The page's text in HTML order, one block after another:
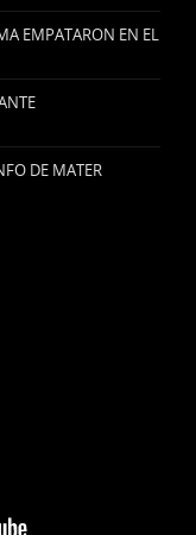
EMPATARON EN EL
DE MATER